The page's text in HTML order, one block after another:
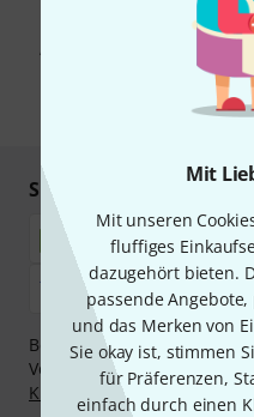
Mit
Mit unseren
fluffiges
dazugehört bieten.
passende
und das Merken von
Sie okay ist, stimmen
für Präferenzen,
einfach durch einen
Mit Klick auf „Jetzt
Werbung und einer Messung
Abmeldung ist jederzeit
unseren
*
Sicher einkaufen &
Bezahlen Sie vertraulich
Vorkasse, PayPal, Amazon
Klarna Ratenzahlungoder